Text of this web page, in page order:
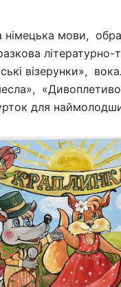
німецька мови,
візерунки»,
для